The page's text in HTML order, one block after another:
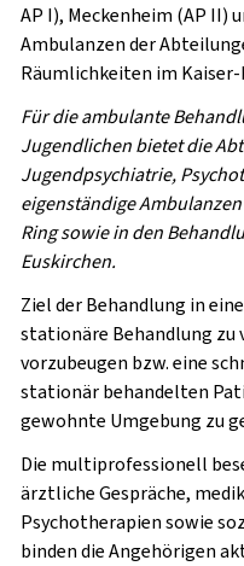
AP I), Meckenheim (AP II)
Ambulanzen der
Räumlichkeiten im Kaiser-
Für die ambulante
Jugendlichen bietet die
Jugendpsychiatrie,
eigenständige
Ring sowie in den
Euskirchen.
Ziel der Behandlung in
stationäre Behandlung zu
vorzubeugen bzw. eine
stationär behandelten
gewohnte Umgebung zu
Die multiprofessionell
ärztliche Gespräche,
Psychotherapien sowie
binden die Angehörigen